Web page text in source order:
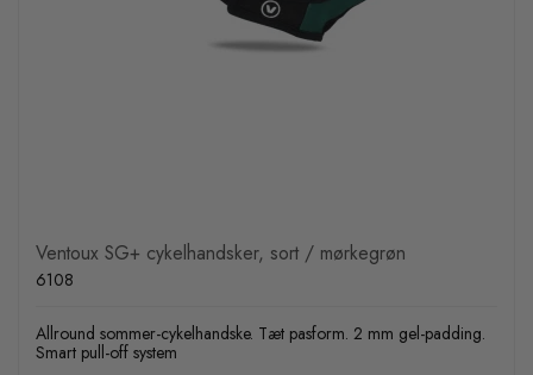
Ventoux SG+ cykelhandsker, sort / mørkegrøn
6108
Allround sommer-cykelhandske. Tæt pasform. 2 mm gel-padding.
Smart pull-off system